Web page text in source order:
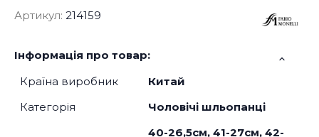
Артикул: 214159
Інформація про товар:
Країна виробник
Китай
Категорія
Чоловічі шльопанці
40-26,5см, 41-27см, 42-